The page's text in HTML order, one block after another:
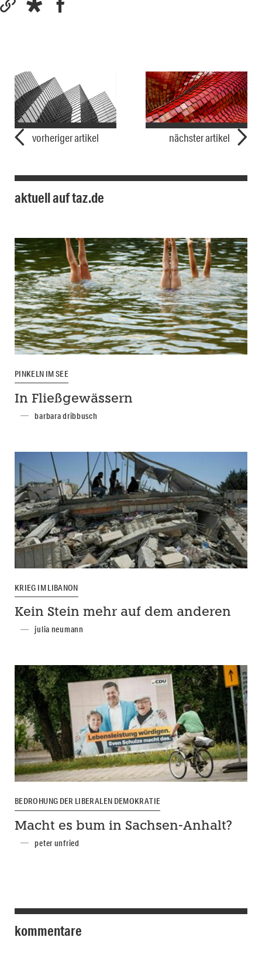
vorheriger artikel nächster artikel
aktuell auf taz.de
PINKELN IM SEE
In Fließgewässern
barbara dribbusch
KRIEG IM LIBANON
Kein Stein mehr auf dem anderen
julia neumann
BEDROHUNG DER LIBERALEN DEMOKRATIE
Macht es bum in Sachsen-Anhalt?
peter unfried
kommentare